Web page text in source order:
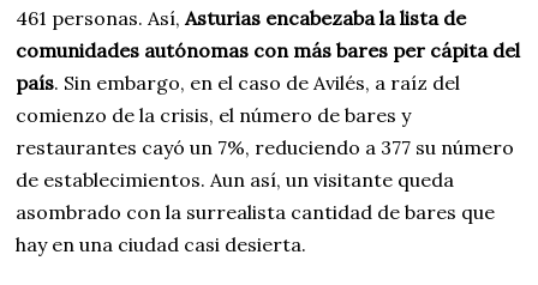
461 personas. Así,Asturias encabezaba la lista de
comunidades autónomas con más bares per cápita del
país. Sin embargo, en el caso de Avilés, a raíz del
comienzo de la crisis, el número de bares y
restaurantes cayó un 7%, reduciendo a 377 su número
de establecimientos. Aun así, un visitante queda
asombrado con la surrealista cantidad de bares que
hay en una ciudad casi desierta.